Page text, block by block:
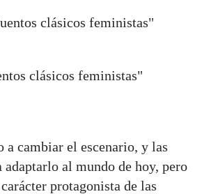
clásicos feministas"
a cambiar el escenario, y las
adaptarlo al mundo de hoy, pero
protagonista de las